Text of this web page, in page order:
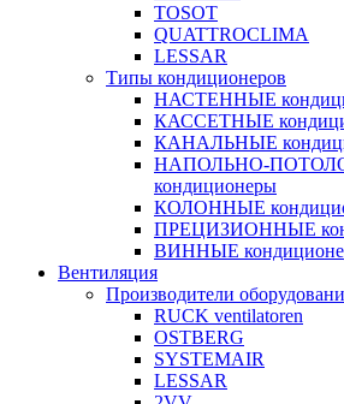
TOSOT
QUATTROCLIMA
LESSAR
Типы кондиционеров
НАСТЕННЫЕ
КАССЕТНЫЕ
КАНАЛЬНЫЕ
НАПОЛЬНО-
кондиционеры
КОЛОННЫЕ
ПРЕЦИЗИОННЫЕ
ВИННЫЕ
Вентиляция
Производители
RUCK ventilatoren
OSTBERG
SYSTEMAIR
LESSAR